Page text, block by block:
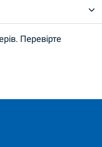
Перевірте